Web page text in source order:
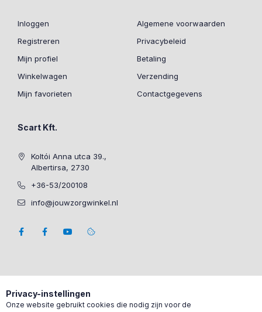
Inloggen
Registreren
Mijn profiel
Winkelwagen
Mijn favorieten
Algemene voorwaarden
Privacybeleid
Betaling
Verzending
Contactgegevens
Scart Kft.
Koltói Anna utca 39.,
Albertirsa, 2730
+36-53/200108
info@jouwzorgwinkel.nl
Privacy-instellingen
Onze website gebruikt cookies die nodig zijn voor de